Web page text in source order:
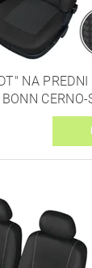
NA PREDNI
CERNO-